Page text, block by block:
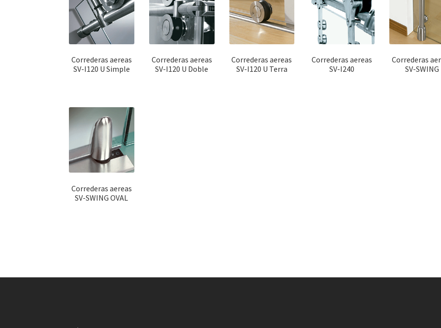
Correderas aereas
SV-I120 U Simple
Correderas aereas
SV-I120 U Doble
Correderas aereas
SV-I120 U Terra
Correderas aereas
SV-I240
Correderas
SV-SWING
Correderas aereas
SV-SWING OVAL